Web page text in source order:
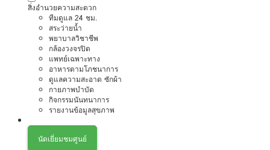
สิ่งอำนวยความสะดวก
ทีมดูแล 24 ชม.
สระว่ายน้ำ
พยาบาลวิชาชีพ
กล้องวงจรปิด
แพทย์เฉพาะทาง
อาหารตามโภชนาการ
ดูแลความสะอาด ซักผ้า
กายภาพบำบัด
กิจกรรมนันทนาการ
รายงานข้อมูลสุขภาพ
นัดเยี่ยมชมศูนย์